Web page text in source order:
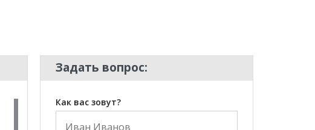
Задать вопрос:
Как вас зовут?